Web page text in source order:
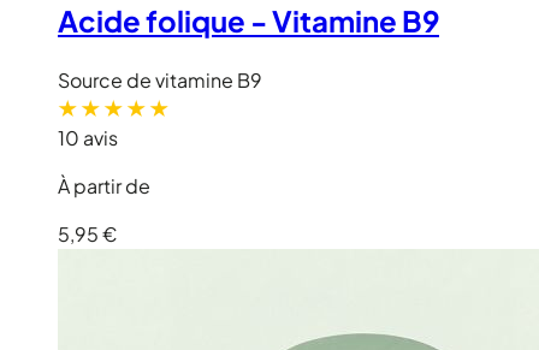
Acide folique - Vitamine B9
Source de vitamine B9
10 avis
À partir de
5,95 €